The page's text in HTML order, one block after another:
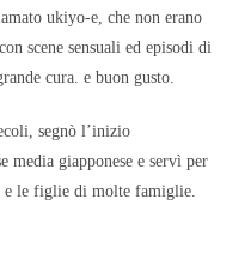
ukiyo-e, che non erano
scene sensuali ed episodi di
cura. e buon gusto.
segnò l’inizio
media giapponese e servì per
e le figlie di molte famiglie.